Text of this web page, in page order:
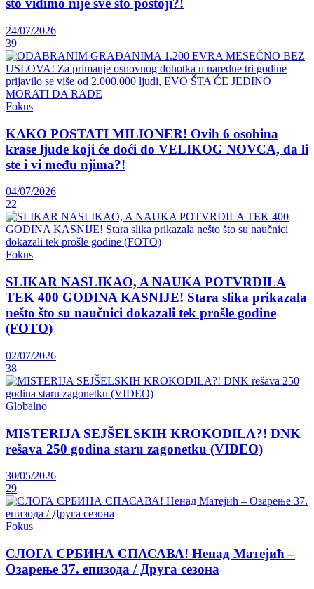
što vidimo nije sve što postoji?!
24/07/2026
39
Fokus
KAKO POSTATI MILIONER! Ovih 6 osobina
krase ljude koji će doći do VELIKOG NOVCA, da li
ste i vi među njima?!
04/07/2026
22
Fokus
SLIKAR NASLIKAO, A NAUKA POTVRDILA
TEK 400 GODINA KASNIJE! Stara slika prikazala
nešto što su naučnici dokazali tek prošle godine
(FOTO)
02/07/2026
38
Globalno
MISTERIJA SEJŠELSKIH KROKODILA?! DNK
rešava 250 godina staru zagonetku (VIDEO)
30/05/2026
29
Fokus
СЛОГА СРБИНА СПАСАВА! Ненад Матејић –
Oзарење 37. епизода / Друга сезона